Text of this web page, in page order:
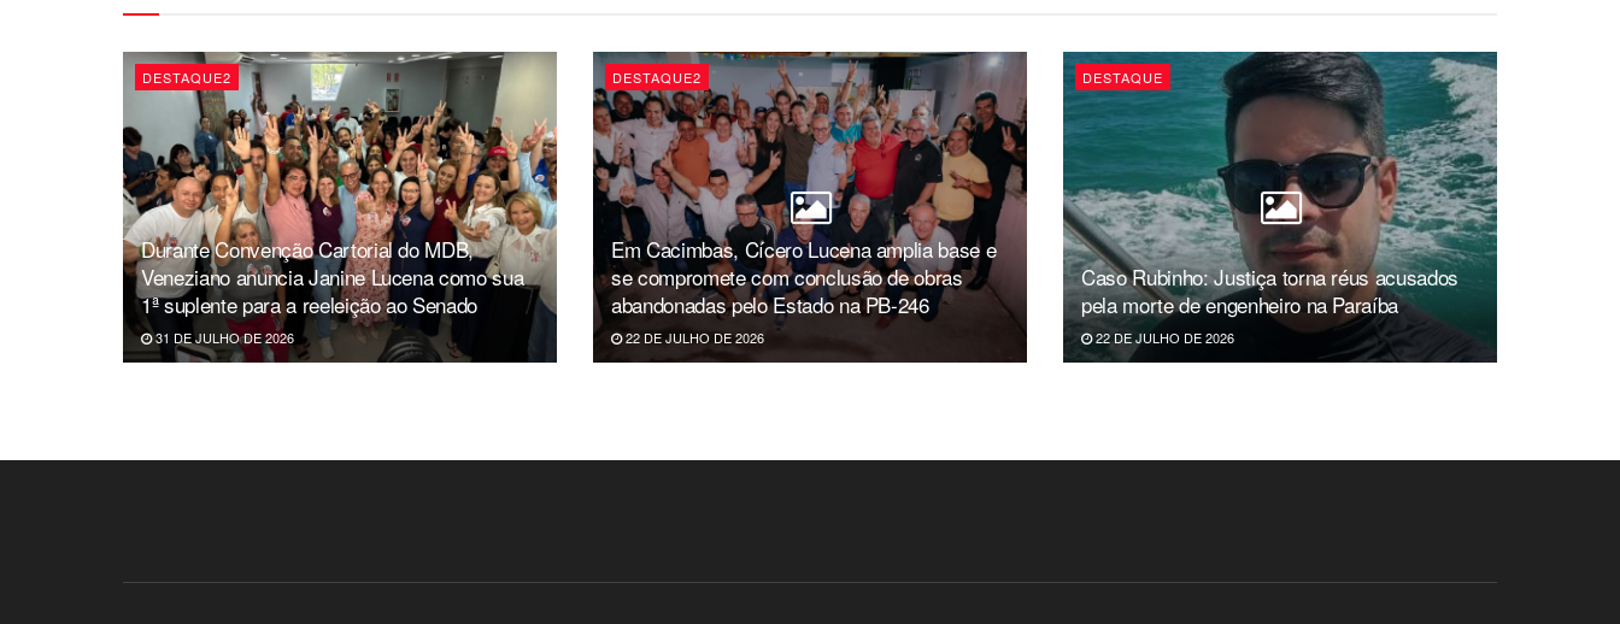
DESTAQUE2
Durante Convenção Cartorial do MDB,
Veneziano anuncia Janine Lucena como sua
1ª suplente para a reeleição ao Senado
31 DE JULHO DE 2026
DESTAQUE2
Em Cacimbas, Cícero Lucena amplia base e
se compromete com conclusão de obras
abandonadas pelo Estado na PB-246
22 DE JULHO DE 2026
DESTAQUE
Caso Rubinho: Justiça torna réus acusados
pela morte de engenheiro na Paraíba
22 DE JULHO DE 2026